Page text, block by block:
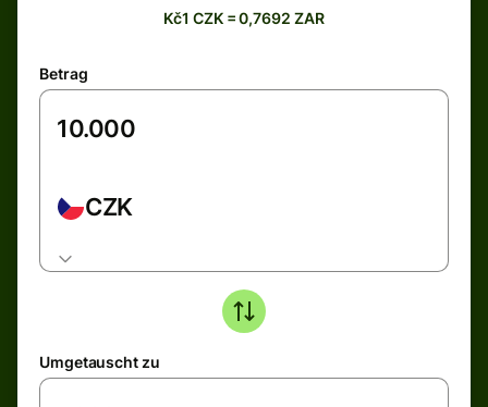
Kč1 CZK = 0,7692 ZAR
Betrag
CZK
Umgetauscht zu